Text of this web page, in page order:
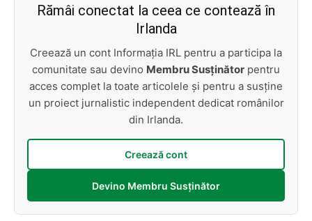
Rămâi conectat la ceea ce contează în
Irlanda
Creează un cont Informația IRL pentru a participa la
comunitate sau devino Membru Susținător pentru
acces complet la toate articolele și pentru a susține
un proiect jurnalistic independent dedicat românilor
din Irlanda.
Creează cont
Devino Membru Susținător